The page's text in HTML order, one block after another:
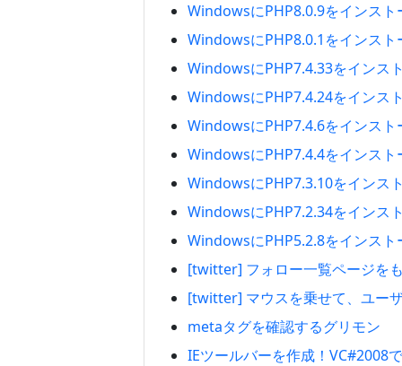
WindowsにPHP8.0.9をインスト
WindowsにPHP8.0.1をインスト
WindowsにPHP7.4.33をインス
WindowsにPHP7.4.24をインス
WindowsにPHP7.4.6をインスト
WindowsにPHP7.4.4をインスト
WindowsにPHP7.3.10をインス
WindowsにPHP7.2.34をインス
WindowsにPHP5.2.8をインスト
[twitter] フォロー一覧ページを
[twitter] マウスを乗せて、ユー
metaタグを確認するグリモン
IEツールバーを作成！VC#2008